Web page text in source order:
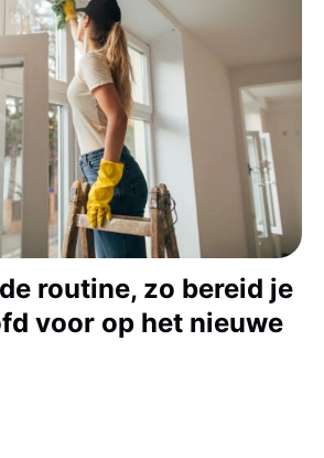
routine, zo bereid je
voor op het nieuwe